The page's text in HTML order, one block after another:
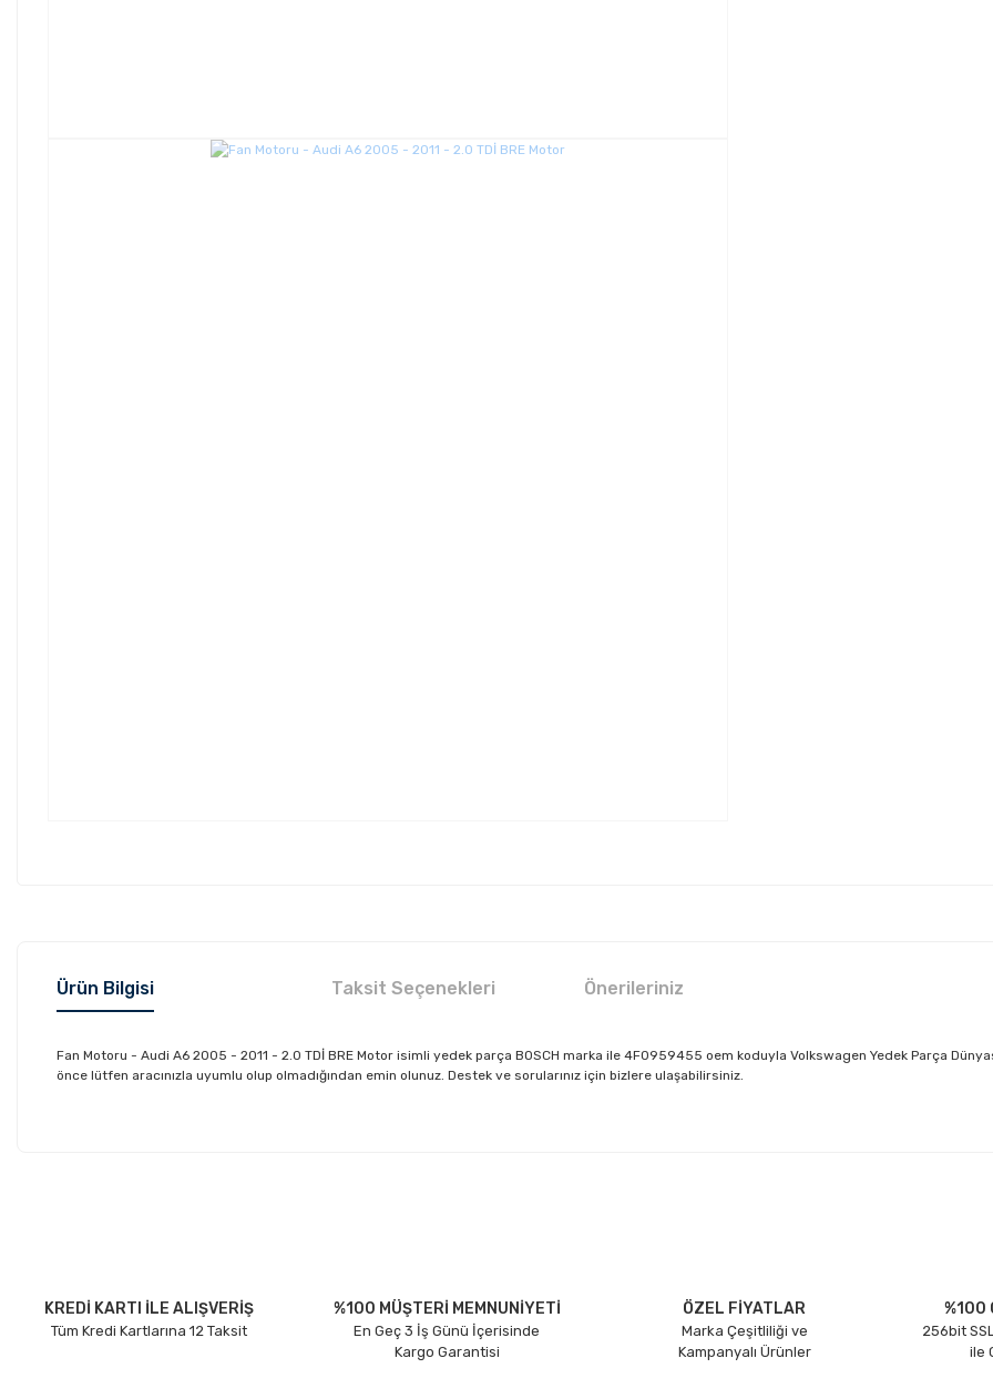
Ürün Bilgisi Taksit Seçenekleri Önerileriniz
Fan Motoru - Audi A6 2005 - 2011 - 2.0 TDİ BRE Motor isimli yedek parça BOSCH marka ile 4F0959455 oem koduyla Volkswagen Yedek Parça
önce lütfen aracınızla uyumlu olup olmadığından emin olunuz. Destek ve sorularınız için bizlere ulaşabilirsiniz.
Ürün bilgilerinde hatalar bulunuyor.
Ürün fiyatı diğer sitelerden daha pahalı.
KREDİ KARTI İLE ALIŞVERİŞ
Tüm Kredi Kartlarına 12 Taksit
%100 MÜŞTERİ MEMNUNİYETİ
En Geç 3 İş Günü İçerisinde
Kargo Garantisi
ÖZEL FİYATLAR
Marka Çeşitliliği ve
Kampanyalı Ürünler
%100
256bit
ile